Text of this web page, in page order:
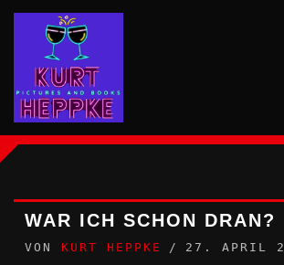
Inhalt
springen
WAR ICH SCHON DRAN?
VON KURT HEPPKE 27. APRIL